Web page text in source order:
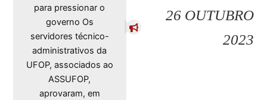
para pressionar o
governo Os
servidores técnico-
administrativos da
UFOP, associados ao
ASSUFOP,
aprovaram, em
26 OUTUBRO
2023